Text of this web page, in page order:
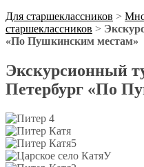
Для старшеклассников >
старшеклассников >
«По Пушкинским местам»
Экскурсионный
Петербург «По